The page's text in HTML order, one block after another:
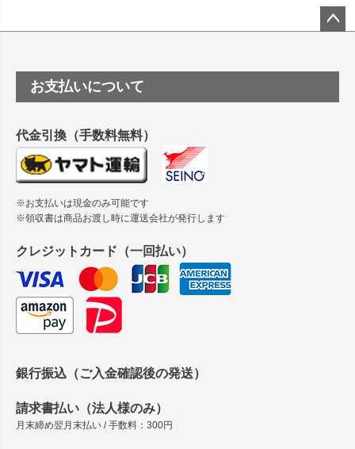
塩ビのロール紙で離型紙が透明の商品はありますか
つや消し半透明ラベルのロールタイプはありますか？
縦420mm×横650mmの包装紙に適した紙はありますか？
ップ
お支払いについて
代金引換（手数料無料）
※お支払いは現金のみ可能です
※領収書は商品お渡し時に運送会社が発行します
クレジットカード（一回払い）
銀行振込（ご入金確認後の発送）
請求書払い（法人様のみ）
月末締め翌月末払い / 手数料：300円